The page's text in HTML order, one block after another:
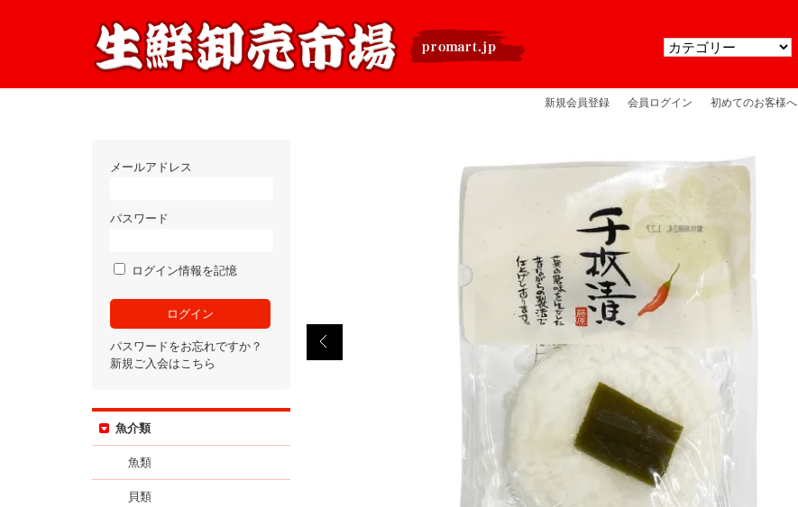
新規会員登録 会員ログイン 初めてのお客様へ
メールアドレス
パスワード
ログイン情報を記憶
パスワードをお忘れですか？
新規ご入会はこちら
魚介類
魚類
貝類